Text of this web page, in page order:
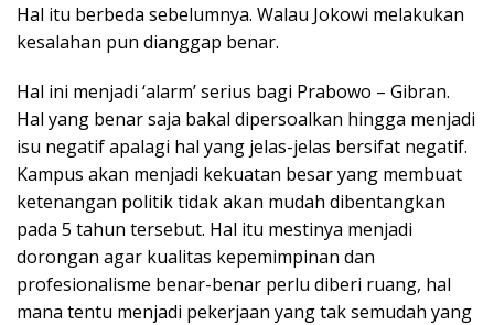
Hal itu berbeda sebelumnya. Walau Jokowi melakukan
kesalahan pun dianggap benar.
Hal ini menjadi ‘alarm’ serius bagi Prabowo – Gibran.
Hal yang benar saja bakal dipersoalkan hingga menjadi
isu negatif apalagi hal yang jelas-jelas bersifat negatif.
Kampus akan menjadi kekuatan besar yang membuat
ketenangan politik tidak akan mudah dibentangkan
pada 5 tahun tersebut. Hal itu mestinya menjadi
dorongan agar kualitas kepemimpinan dan
profesionalisme benar-benar perlu diberi ruang, hal
mana tentu menjadi pekerjaan yang tak semudah yang